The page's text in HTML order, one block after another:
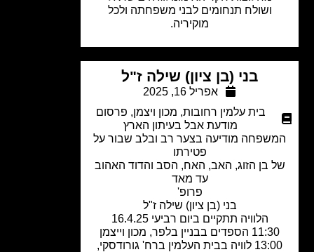
ושולח תנחומים לבני משפחתה ולכל
מוקיריה.
בני (בן ציון) שילה ז"ל
אפריל 16, 2025
בית עלמין רחובות ,מכון ויצמן,פרסום
מודעת אבל בעיתון הארץ
מודיעה בצער רב ובלב שבור על
בן הזוג, האב, האח, הסב והדוד האהוב
עד מאד
בני (בן ציון) שילה ז"ל
הלוויה תתקיים ביום רביעי 16.4.25
13:00 לוויה בבית העלמין ברח' גורודסקי,